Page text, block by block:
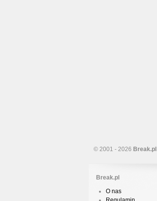
© 2001 - 2026 Break.pl
Break.pl
O nas